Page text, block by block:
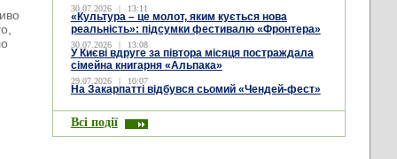
30.07.2026 | 13:11
«Культура – це молот, яким кується нова
реальність»: підсумки фестивалю «Фронтера»
30.07.2026 | 13:08
У Києві вдруге за півтора місяця постраждала
сімейна книгарня «Альпака»
29.07.2026 | 10:07
На Закарпатті відбувся сьомий «Чендей-фест»
Всі події